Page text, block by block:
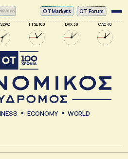
FTSE 100 DAX 30 CAC 40
ΟΤ Markets OT Forum
ECONOMY WORLD